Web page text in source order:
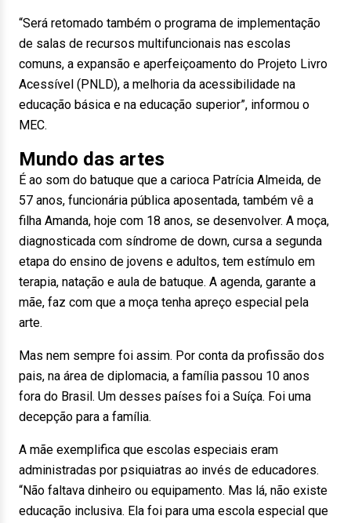
“Será retomado também o programa de implementação
de salas de recursos multifuncionais nas escolas
comuns, a expansão e aperfeiçoamento do Projeto Livro
Acessível (PNLD), a melhoria da acessibilidade na
educação básica e na educação superior”, informou o
MEC.
Mundo das artes
É ao som do batuque que a carioca Patrícia Almeida, de
57 anos, funcionária pública aposentada, também vê a
filha Amanda, hoje com 18 anos, se desenvolver. A moça,
diagnosticada com síndrome de down, cursa a segunda
etapa do ensino de jovens e adultos, tem estímulo em
terapia, natação e aula de batuque. A agenda, garante a
mãe, faz com que a moça tenha apreço especial pela
arte.
Mas nem sempre foi assim. Por conta da profissão dos
pais, na área de diplomacia, a família passou 10 anos
fora do Brasil. Um desses países foi a Suíça. Foi uma
decepção para a família.
A mãe exemplifica que escolas especiais eram
administradas por psiquiatras ao invés de educadores.
“Não faltava dinheiro ou equipamento. Mas lá, não existe
educação inclusiva. Ela foi para uma escola especial que